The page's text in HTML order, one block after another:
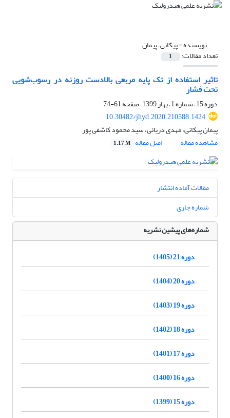
نویسنده =پیکانی، پیمان
تعداد مقالات: 1
تاثیر استفاده از تک پایه مربعی بالادست روزنه در رسوب‌شویی
تحت فشار
دوره 15، شماره 1، بهار 1399، صفحه
61-74
10.30482/jhyd.2020.210588.1424
پیمان پیکانی، مهدی دریائی، سید محمود کاشفی پور
مشاهده مقاله
اصل مقاله 1.17 M
مقالات آماده انتشار
شماره جاری
شماره‌های پیشین نشریه
دوره 21 (1405)
دوره 20 (1404)
دوره 19 (1403)
دوره 18 (1402)
دوره 17 (1401)
دوره 16 (1400)
دوره 15 (1399)